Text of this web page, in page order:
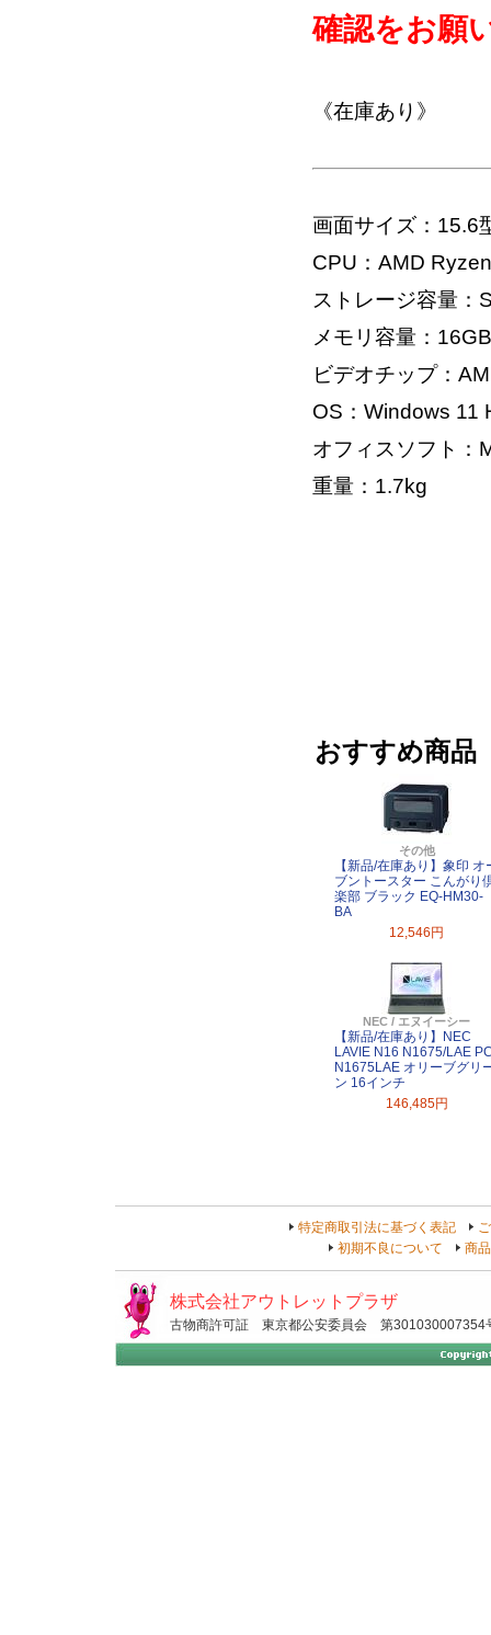
確認をお願
《在庫あり》
画面サイズ：15.6
CPU：AMD
ストレージ容量：
メモリ容量：16GB
ビデオチップ：
OS：Windows 11
オフィスソフト：
重量：1.7kg
おすすめ商品
その他
【新品/在庫あり】象印 オ
ブントースター こんがり
楽部 ブラック EQ-HM30-
BA
12,546円
NEC / エヌイーシー
【新品/在庫あり】NEC
LAVIE N16 N1675/LAE
N1675LAE オリーブグリ
ン 16インチ
146,485円
特定商取引法に基づく表記
初期不良について
商
株式会社アウトレットプラザ
古物商許可証 東京都公安委員会 第301030007354